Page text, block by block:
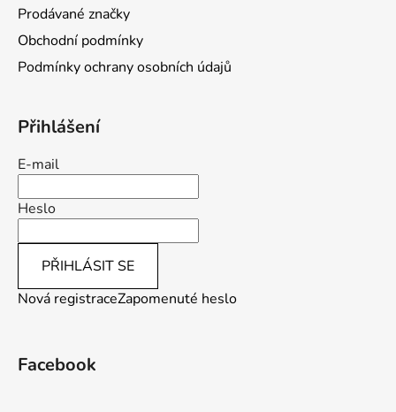
Prodávané značky
Obchodní podmínky
Podmínky ochrany osobních údajů
Přihlášení
E-mail
Heslo
PŘIHLÁSIT SE
Nová registraceZapomenuté heslo
Facebook